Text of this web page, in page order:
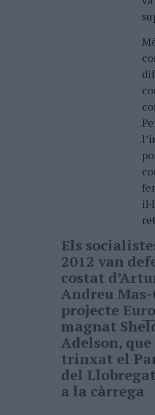
Els
2012 van
costat
Andreu
projecte
magnat
Adelson,
trinxat el
del
a la càrrega